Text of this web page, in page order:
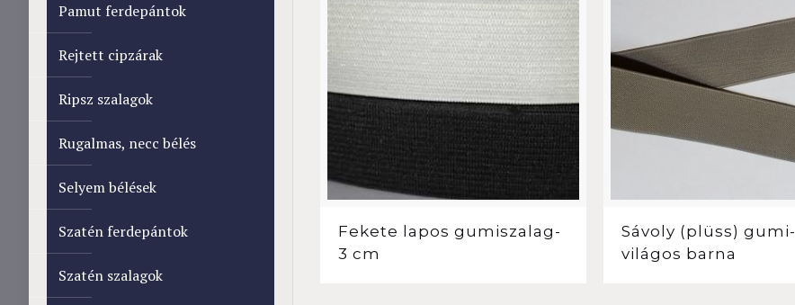
Fekete lapos gumiszalag-
3 cm
Sávoly (plüss) gumi-
világos barna
Pamut ferdepántok
Rejtett cipzárak
Ripsz szalagok
Rugalmas, necc bélés
Selyem bélések
Szatén ferdepántok
Szatén szalagok